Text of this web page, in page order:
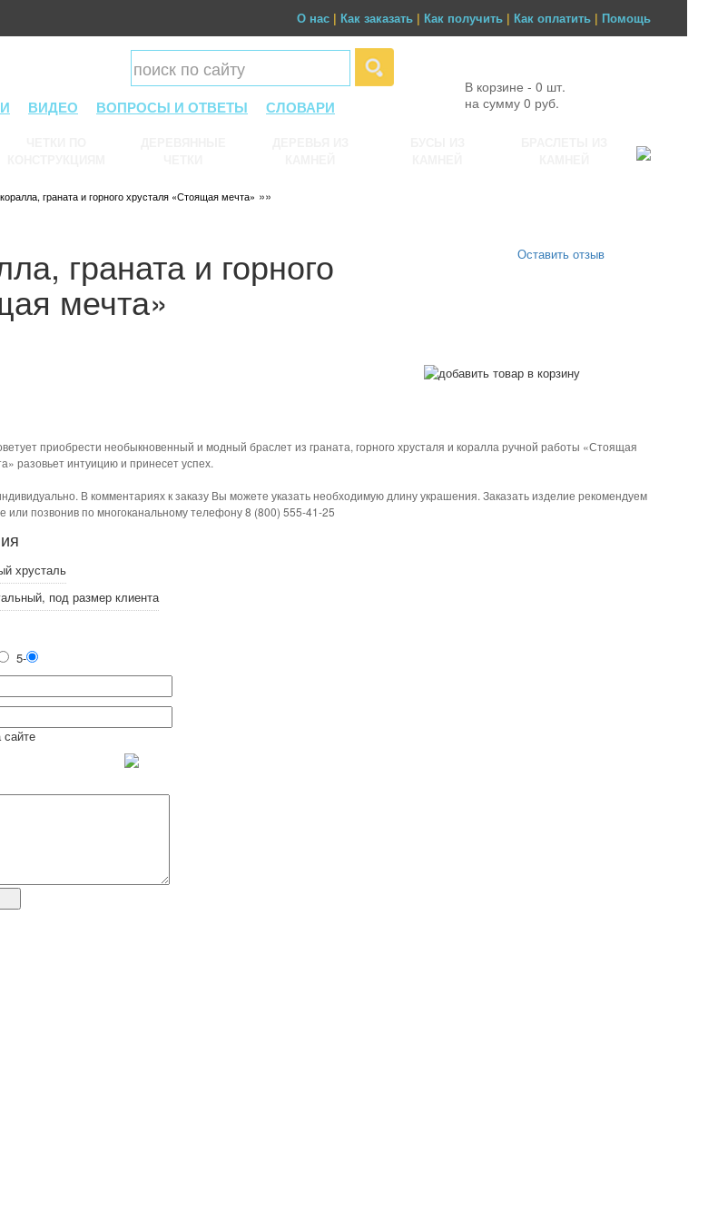
О нас| Как заказать| Как получить| Как оплатить| Помощь
ВИДЕО ВОПРОСЫ И ОТВЕТЫ СЛОВАРИ
В корзине - 0 шт.
на сумму 0 руб.
граната и горного хрусталя «Стоящая мечта» »»
граната и горного
мечта»
Оставить отзыв
приобрести необыкновенный и модный браслет из граната, горного хрусталя и коралла ручной работы «Стоящая
разовьет интуицию и принесет успех.
В комментариях к заказу Вы можете указать необходимую длину украшения. Заказать изделие рекомендуем
или позвонив по многоканальному телефону 8 (800) 555-41-25
хрусталь
под размер клиента
5-
сайте